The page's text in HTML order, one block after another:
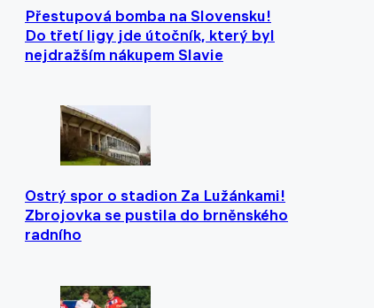
Přestupová bomba na Slovensku!
Do třetí ligy jde útočník, který byl
nejdražším nákupem Slavie
Ostrý spor o stadion Za Lužánkami!
Zbrojovka se pustila do brněnského
radního